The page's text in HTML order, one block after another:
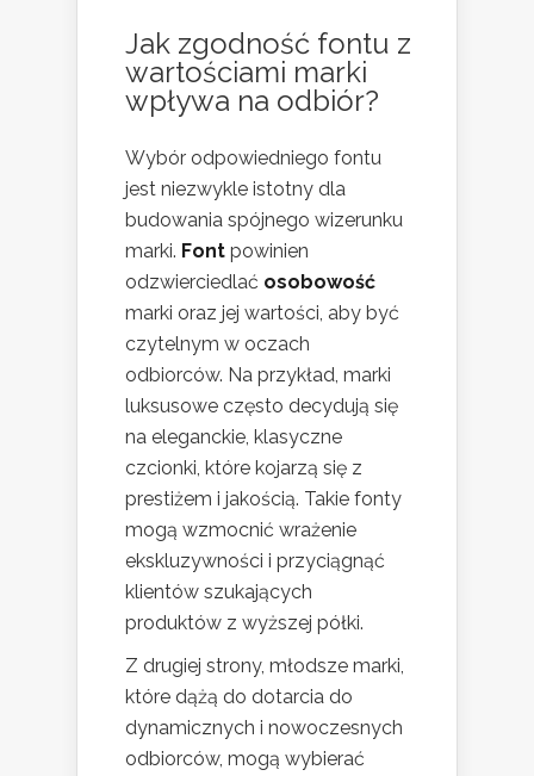
Jak zgodność fontu z
wartościami marki
wpływa na odbiór?
Wybór odpowiedniego fontu
jest niezwykle istotny dla
budowania spójnego wizerunku
marki. Font powinien
odzwierciedlać osobowość
marki oraz jej wartości, aby być
czytelnym w oczach
odbiorców. Na przykład, marki
luksusowe często decydują się
na eleganckie, klasyczne
czcionki, które kojarzą się z
prestiżem i jakością. Takie fonty
mogą wzmocnić wrażenie
ekskluzywności i przyciągnąć
klientów szukających
produktów z wyższej półki.
Z drugiej strony, młodsze marki,
które dążą do dotarcia do
dynamicznych i nowoczesnych
odbiorców, mogą wybierać